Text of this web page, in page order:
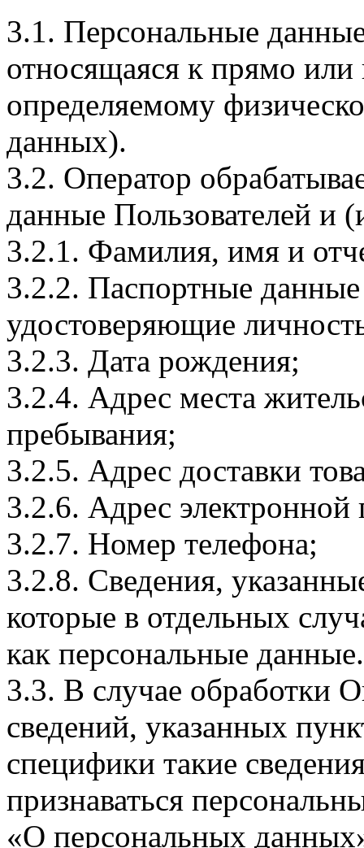
3.1. Персональные
относящаяся к прямо
определяемому
данных).
3.2. Оператор
данные Пользователей и
3.2.1. Фамилия, имя и
3.2.2. Паспортные
удостоверяющие
3.2.3. Дата рождения;
3.2.4. Адрес места
пребывания;
3.2.5. Адрес доставки
3.2.6. Адрес электронной
3.2.7. Номер телефона;
3.2.8. Сведения,
которые в отдельных
как персональные данные.
3.3. В случае обработки
сведений, указанных
специфики такие
признаваться
«О персональных